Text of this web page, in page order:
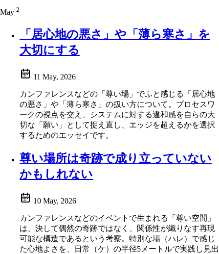
May 2
「居心地の悪さ」や「薄ら寒さ」を
大切にする
11 May, 2026
カンファレンスなどの「尊い場」でふと感じる「居心地
の悪さ」や「薄ら寒さ」の扱い方について。プロセスワ
ークの視点を交え、システムに対する違和感を自らの大
切な「願い」として捉え直し、エッジを超えるかを選択
するためのエッセイです。
尊い場所は奇跡で成り立っていない
かもしれない
10 May, 2026
カンファレンスなどのイベントで生まれる「尊い空間」
は、決して偶然の奇跡ではなく、関係性が織りなす再現
可能な構造であるという考察。特別な場（ハレ）で感じ
た心地よさを、日常（ケ）の半径5メートルで実践し見出